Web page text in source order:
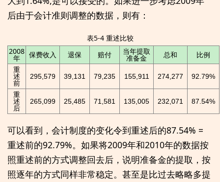
后由于会计准则调整的数据，则有：
表5-4 重述比较
2008
年 保费收入 退保 赔付 当年提取
准备金 总和 比例
重
述
前
295,579 39,131 79,235 155,911 274,277 92.79%
重
述
后
265,099 25,485 71,581 135,005 232,071 87.54%
可以看到，会计制度的变化令到重述后的87.54% =
重述前的92.79%。如果将2009年和2010年的数据按
照重述前的方式调整回去后，说明准备金的提取，按
照逐年的方式同样非常稳定。甚至是比过去略略多提